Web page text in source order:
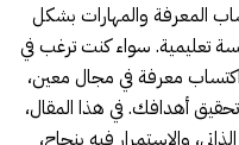
المعرفة والمهارات بشكل
تعليمية. سواء كنت ترغب في
اكتساب معرفة في مجال معين،
أهدافك. في هذا المقال،
والاستمرار فيه بنجاح،